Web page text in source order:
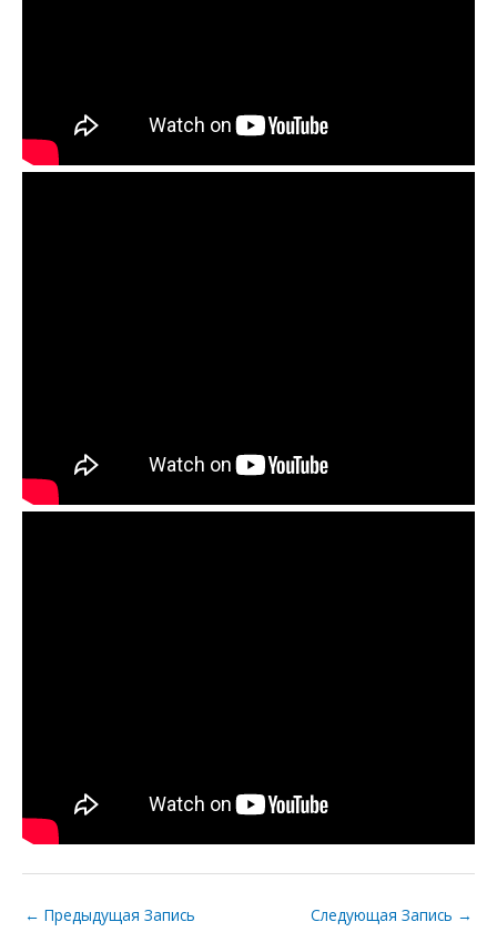
← Предыдущая Запись Следующая Запись →